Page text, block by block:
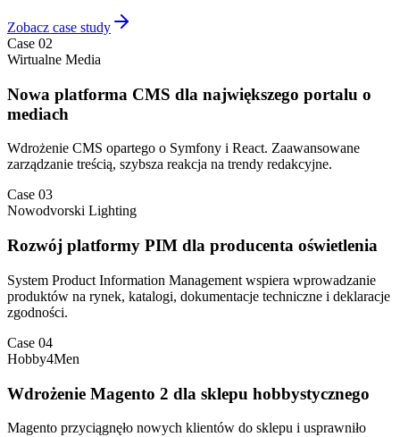
Zobacz case study
Case 02
Wirtualne Media
Nowa platforma CMS dla największego portalu o
mediach
Wdrożenie CMS opartego o Symfony i React. Zaawansowane
zarządzanie treścią, szybsza reakcja na trendy redakcyjne.
Case 03
Nowodvorski Lighting
Rozwój platformy PIM dla producenta oświetlenia
System Product Information Management wspiera wprowadzanie
produktów na rynek, katalogi, dokumentacje techniczne i deklaracje
zgodności.
Case 04
Hobby4Men
Wdrożenie Magento 2 dla sklepu hobbystycznego
Magento przyciągnęło nowych klientów do sklepu i usprawniło